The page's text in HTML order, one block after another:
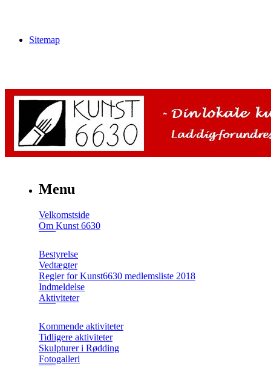
Sitemap
Menu
Velkomstside
Om Kunst 6630
Bestyrelse
Vedtægter
Regler for Kunst6630 medlemsliste 2018
Indmeldelse
Aktiviteter
Kommende aktiviteter
Tidligere aktiviteter
Skulpturer i Rødding
Fotogalleri